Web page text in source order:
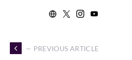
— PREVIOUS ARTICLE